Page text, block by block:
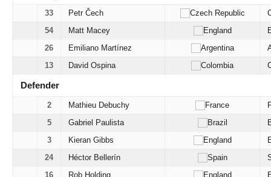
33 Petr Čech
54
Matt Macey
26
Emiliano Martínez
13
David Ospina
Defender
2 Mathieu Debuchy
5
Gabriel Paulista
3
Kieran Gibbs
24
Héctor Bellerín
16
Rob Holding